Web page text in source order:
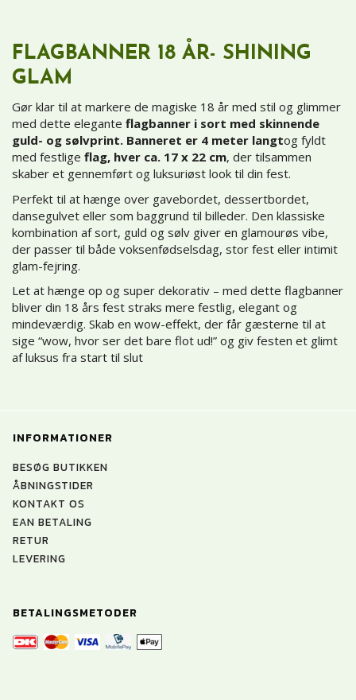
FLAGBANNER 18 ÅR- SHINING
GLAM
Gør klar til at markere de magiske 18 år med stil og glimmer
med dette elegante flagbanner i sort med skinnende
guld- og sølvprint. Banneret er 4 meter langtog fyldt
med festlige flag, hver ca. 17 x 22 cm, der tilsammen
skaber et gennemført og luksuriøst look til din fest.
Perfekt til at hænge over gavebordet, dessertbordet,
dansegulvet eller som baggrund til billeder. Den klassiske
kombination af sort, guld og sølv giver en glamourøs vibe,
der passer til både voksenfødselsdag, stor fest eller intimit
glam-fejring.
Let at hænge op og super dekorativ – med dette flagbanner
bliver din 18 års fest straks mere festlig, elegant og
mindeværdig. Skab en wow-effekt, der får gæsterne til at
sige “wow, hvor ser det bare flot ud!” og giv festen et glimt
af luksus fra start til slut
INFORMATIONER
BESØG BUTIKKEN
ÅBNINGSTIDER
KONTAKT OS
EAN BETALING
RETUR
LEVERING
BETALINGSMETODER